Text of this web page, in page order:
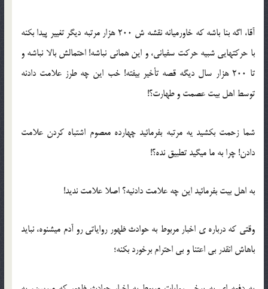
آقا، اگه بنا باشه که خاورمیانه نقشه ش 200 هزار مرتبه دیگر تغییر پیدا بکنه
با حرکتهایی شبیه حرکت سفیانی، و این همانی نباشه! احتمالش بالا نباشه و
تا 200 هزار سال دیگه قصه تأخیر بیفته! خب این چه طرز علامت دادنه
توسط اهل بیت عصمت و طهارت؟!
شما زحمت بکشید یه مرتبه بفرمائید چهارده معصوم اشتباه کردن علامت
دادن! چرا به ما میگید تطبیق نده؟!
به اهل بیت بفرمائید این چه علامت دادنیه؟ اصلا علامت ندید!
وقتی که درباره ی اخبار مربوط به حوادث ظهور روایاتی رو آدم میشنوه، نباید
باهاش انقدر بی اعتنا و بی احترام برخورد بکنه؛